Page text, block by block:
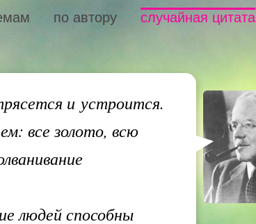
по автору случайная цитата
и устроится.
все золото, всю
людей способны